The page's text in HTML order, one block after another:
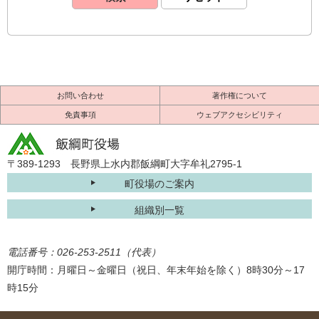
お問い合わせ 著作権について
免責事項 ウェブアクセシビリティ
〒389-1293 長野県上水内郡飯綱町大字牟礼2795-1
町役場のご案内
組織別一覧
電話番号：026-253-2511（代表）
開庁時間：月曜日～金曜日（祝日、年末年始を除く）8時30分～17
時15分